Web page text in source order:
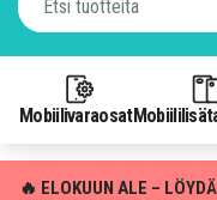
Mobiilivaraosat
🔥 ELOKUUN ALE –